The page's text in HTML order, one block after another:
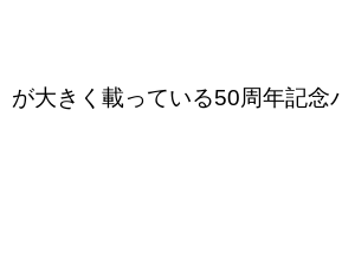
が大きく載っている50周年記念